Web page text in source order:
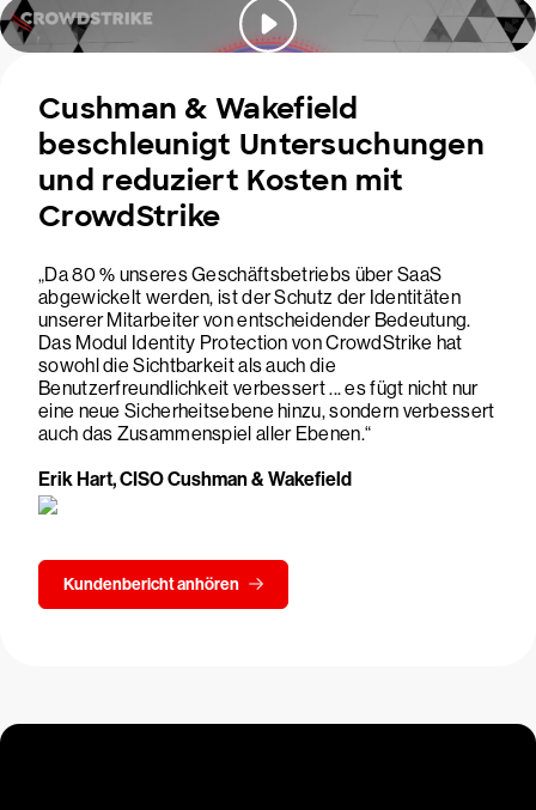
Cushman & Wakefield
beschleunigt Untersuchungen
und reduziert Kosten mit
CrowdStrike
„Da 80 % unseres Geschäftsbetriebs über SaaS
abgewickelt werden, ist der Schutz der Identitäten
unserer Mitarbeiter von entscheidender Bedeutung.
Das Modul Identity Protection von CrowdStrike hat
sowohl die Sichtbarkeit als auch die
Benutzerfreundlichkeit verbessert ... es fügt nicht nur
eine neue Sicherheitsebene hinzu, sondern verbessert
auch das Zusammenspiel aller Ebenen.“
Erik Hart, CISO Cushman & Wakefield
Kundenbericht anhören